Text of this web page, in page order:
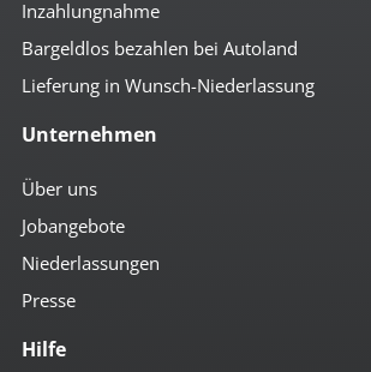
Inzahlungnahme
Bargeldlos bezahlen bei Autoland
Lieferung in Wunsch-Niederlassung
Unternehmen
Über uns
Jobangebote
Niederlassungen
Presse
Hilfe